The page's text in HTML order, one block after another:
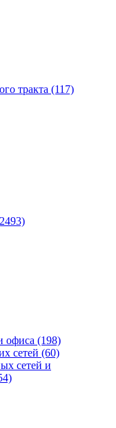
тракта (117)
офиса (198)
сетей (60)
сетей и